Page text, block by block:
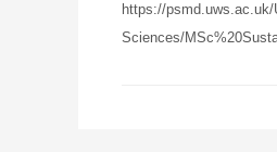
https://
Sciences/